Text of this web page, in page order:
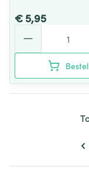
€ 5,95
Bestel